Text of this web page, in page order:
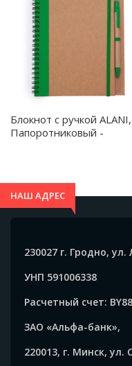
Блокнот с ручкой ALANI,
Папоротниковый -
НАШ АДРЕС
230027 г. Гродно,
УНП 591006338
Расчетный счет:
ЗАО «Альфа-банк»,
220013, г. Минск, ул.